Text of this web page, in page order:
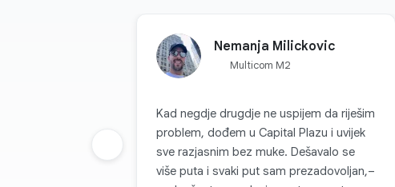
Nemanja Milickovic
Multicom M2
Kad negdje drugdje ne uspijem da riješim
problem, dođem u Capital Plazu i uvijek
sve razjasnim bez muke. Dešavalo se
više puta i svaki put sam prezadovoljan,–
Prethodna grupa